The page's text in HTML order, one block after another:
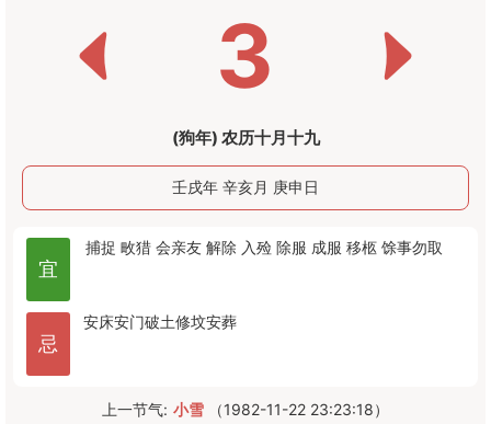
3
(狗年) 农历十月十九
壬戌年 辛亥月 庚申日
宜
捕捉 畋猎 会亲友 解除 入殓 除服 成服 移柩 馀事勿取
忌
安床安门破土修坟安葬
上一节气: 小雪 （1982-11-22 23:23:18）